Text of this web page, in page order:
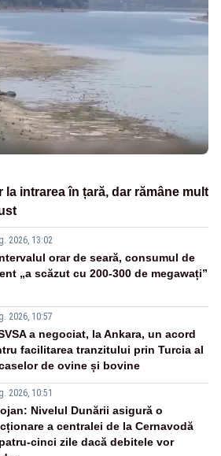
la intrarea în țară, dar rămâne mult
2026, 13:02
orar de seară, consumul de
„a scăzut cu 200-300 de megawați”
2026, 10:57
a negociat, la Ankara, un acord
facilitarea tranzitului prin Turcia al
de ovine și bovine
2026, 10:51
Nivelul Dunării asigură o
a centralei de la Cernavodă
cinci zile dacă debitele vor